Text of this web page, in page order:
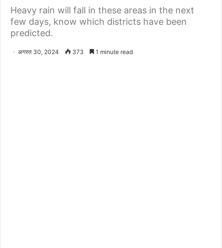
Heavy rain will fall in these areas in the next
few days, know which districts have been
predicted.
अगस्त 30, 2024 373 1 minute read